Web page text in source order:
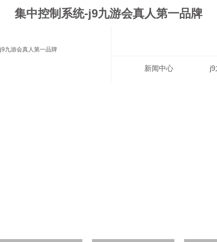
集中控制系统-j9九游会真人第一品牌
j9九游会真人第一品牌
新闻中心